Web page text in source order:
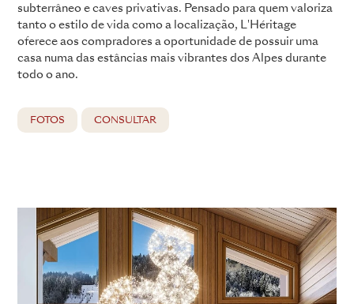
subterrâneo e caves privativas. Pensado para quem valoriza
tanto o estilo de vida como a localização, L'Héritage
oferece aos compradores a oportunidade de possuir uma
casa numa das estâncias mais vibrantes dos Alpes durante
todo o ano.
FOTOS CONSULTAR